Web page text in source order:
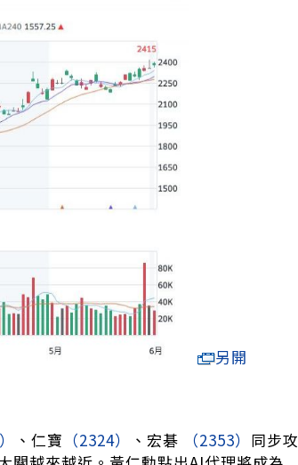
另開
、仁寶 （2324） 、宏碁 （2353） 同步攻